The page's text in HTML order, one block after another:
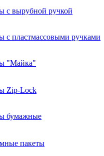
с вырубной ручкой
с пластмассовыми ручками
"Майка"
Zip-Lock
бумажные
пакеты